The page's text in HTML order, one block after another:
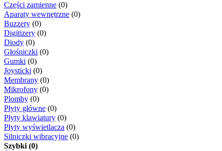
Części zamienne (0)
Aparaty wewnętrzne (0)
Buzzery (0)
Digitizery (0)
Diody (0)
Głośniczki (0)
Gumki (0)
Joysticki (0)
Membrany (0)
Mikrofony (0)
Plomby (0)
Płyty główne (0)
Płyty klawiatury (0)
Płyty wyświetlacza (0)
Silniczki wibracyjne (0)
Szybki (0)